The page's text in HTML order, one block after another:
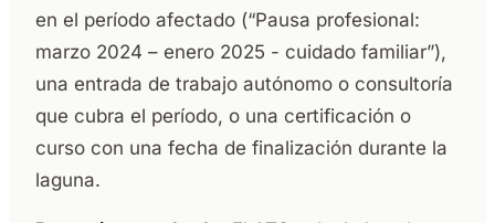
en el período afectado (“Pausa profesional:
marzo 2024 – enero 2025 - cuidado familiar”),
una entrada de trabajo autónomo o consultoría
que cubra el período, o una certificación o
curso con una fecha de finalización durante la
laguna.